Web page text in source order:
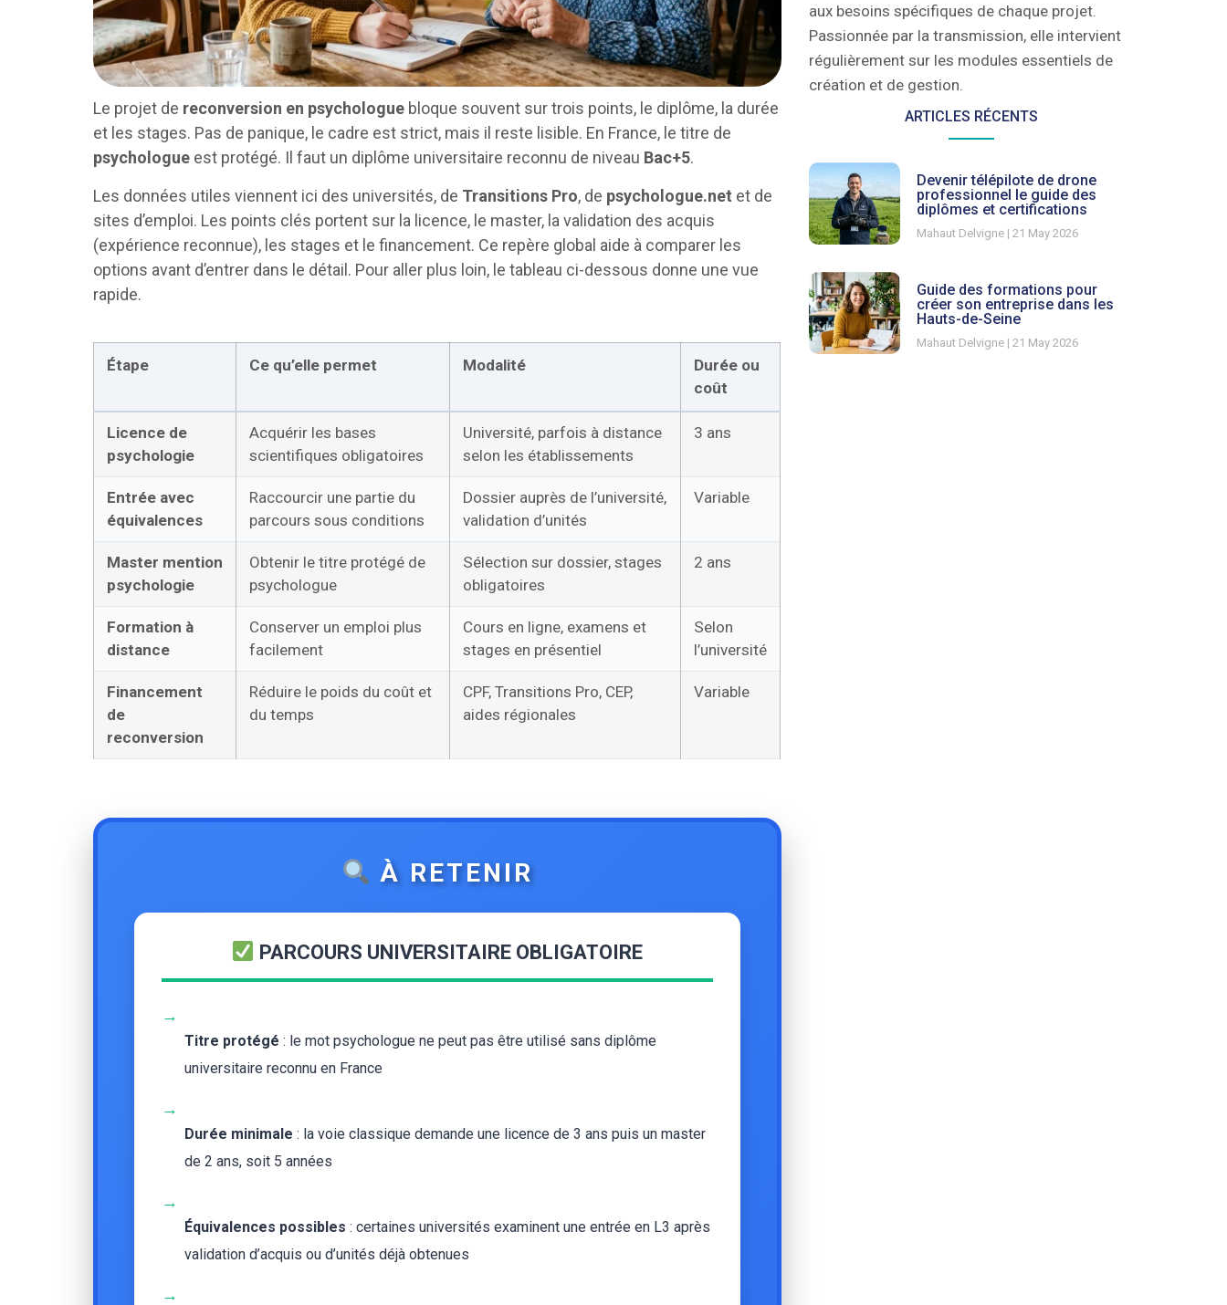
Le projet de reconversion en psychologue bloque souvent sur trois points, le diplôme, la durée
et les stages. Pas de panique, le cadre est strict, mais il reste lisible. En France, le titre de
psychologue est protégé. Il faut un diplôme universitaire reconnu de niveau Bac+5.
Les données utiles viennent ici des universités, de Transitions Pro, de psychologue.net et de
sites d’emploi. Les points clés portent sur la licence, le master, la validation des acquis
(expérience reconnue), les stages et le financement. Ce repère global aide à comparer les
options avant d’entrer dans le détail. Pour aller plus loin, le tableau ci-dessous donne une vue
rapide.
Étape Ce qu’elle permet Modalité
Durée ou
coût
Licence de
psychologie
Acquérir les bases
scientifiques obligatoires
Université, parfois à distance
selon les établissements
3 ans
Entrée avec
équivalences
Raccourcir une partie du
parcours sous conditions
Dossier auprès de l’université,
validation d’unités
Variable
Master mention
psychologie
Obtenir le titre protégé de
psychologue
Sélection sur dossier, stages
obligatoires
2 ans
Formation à
distance
Conserver un emploi plus
facilement
Cours en ligne, examens et
stages en présentiel
Selon
l’université
Financement
de
reconversion
Réduire le poids du coût et
du temps
CPF, Transitions Pro, CEP,
aides régionales
Variable
À RETENIR
PARCOURS UNIVERSITAIRE OBLIGATOIRE
→
Titre protégé : le mot psychologue ne peut pas être utilisé sans diplôme
universitaire reconnu en France
→
Durée minimale : la voie classique demande une licence de 3 ans puis un master
de 2 ans, soit 5 années
→
Équivalences possibles : certaines universités examinent une entrée en L3 après
validation d’acquis ou d’unités déjà obtenues
→
aux besoins spécifiques de chaque projet.
Passionnée par la transmission, elle intervient
régulièrement sur les modules essentiels de
création et de gestion.
ARTICLES RÉCENTS
Devenir télépilote de drone
professionnel le guide des
diplômes et certifications
Mahaut Delvigne 21 May 2026
Guide des formations pour
créer son entreprise dans les
Hauts-de-Seine
Mahaut Delvigne 21 May 2026